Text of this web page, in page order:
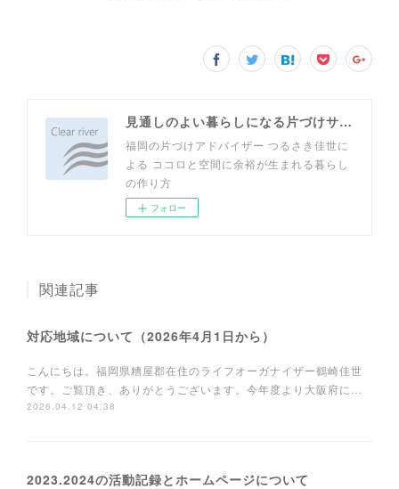
見通しのよい暮らしになる片づけサイト
福岡の片づけアドバイザー つるさき佳世に
よる ココロと空間に余裕が生まれる暮らし
の作り方
フォロー
関連記事
対応地域について（2026年4月1日から）
こんにちは。福岡県糟屋郡在住のライフオーガナイザー鶴崎佳世
です。ご覧頂き、ありがとうございます。今年度より大阪府に…
2026.04.12 04:38
2023.2024の活動記録とホームページについて